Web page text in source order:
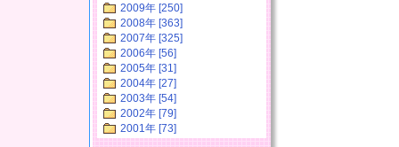
2009年 [250]
2008年 [363]
2007年 [325]
2006年 [56]
2005年 [31]
2004年 [27]
2003年 [54]
2002年 [79]
2001年 [73]